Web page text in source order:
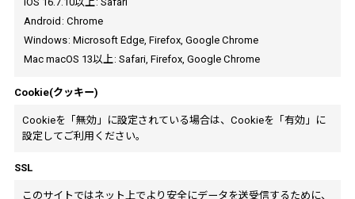
Android : Chrome
Windows: Microsoft Edge, Firefox, Google Chrome
Mac macOS 13以上: Safari, Firefox, Google Chrome
Cookie(クッキー)
Cookieを「無効」に設定されている場合は、Cookieを「有効」に
設定してご利用ください。
SSL
このサイトではネット上でより安全にデータを送受信するために、